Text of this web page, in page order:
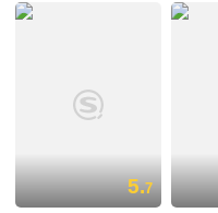
5.7